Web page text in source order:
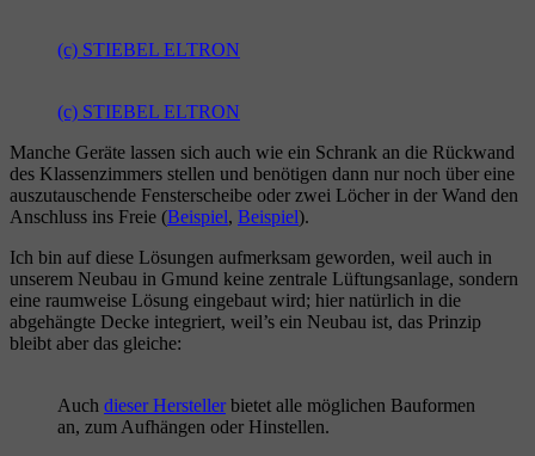
(c) STIEBEL ELTRON
(c) STIEBEL ELTRON
Manche Geräte lassen sich auch wie ein Schrank an die Rückwand
des Klassenzimmers stellen und benötigen dann nur noch über eine
auszutauschende Fensterscheibe oder zwei Löcher in der Wand den
Anschluss ins Freie (Beispiel, Beispiel).
Ich bin auf diese Lösungen aufmerksam geworden, weil auch in
unserem Neubau in Gmund keine zentrale Lüftungsanlage, sondern
eine raumweise Lösung eingebaut wird; hier natürlich in die
abgehängte Decke integriert, weil’s ein Neubau ist, das Prinzip
bleibt aber das gleiche:
Auch dieser Herstellerbietet alle möglichen Bauformen
an, zum Aufhängen oder Hinstellen.